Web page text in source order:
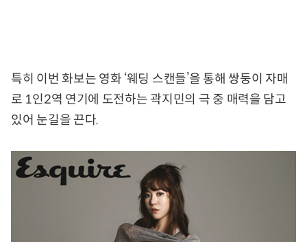
특히 이번 화보는 영화 ‘웨딩 스캔들’을 통해 쌍둥이 자매
로 1인2역 연기에 도전하는 곽지민의 극 중 매력을 담고
있어 눈길을 끈다.